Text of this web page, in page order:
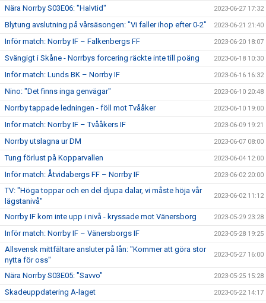
Nära Norrby S03E06: "Halvtid" 2023-06-27 17:32
Blytung avslutning på vårsäsongen: "Vi faller ihop efter 0-2" 2023-06-21 21:40
Inför match: Norrby IF – Falkenbergs FF 2023-06-20 18:07
Svängigt i Skåne - Norrbys forcering räckte inte till poäng 2023-06-18 10:30
Inför match: Lunds BK – Norrby IF 2023-06-16 16:32
Nino: "Det finns inga genvägar" 2023-06-10 20:48
Norrby tappade ledningen - föll mot Tvååker 2023-06-10 19:00
Inför match: Norrby IF – Tvååkers IF 2023-06-09 19:21
Norrby utslagna ur DM 2023-06-07 08:00
Tung förlust på Kopparvallen 2023-06-04 12:00
Inför match: Åtvidabergs FF – Norrby IF 2023-06-02 20:00
TV: "Höga toppar och en del djupa dalar, vi måste höja vår
lägstanivå"
2023-06-02 11:12
Norrby IF kom inte upp i nivå - kryssade mot Vänersborg 2023-05-29 23:28
Inför match: Norrby IF – Vänersborgs IF 2023-05-28 19:25
Allsvensk mittfältare ansluter på lån: "Kommer att göra stor
nytta för oss"
2023-05-27 16:00
Nära Norrby S03E05: "Savvo" 2023-05-25 15:28
Skadeuppdatering A-laget 2023-05-22 14:17